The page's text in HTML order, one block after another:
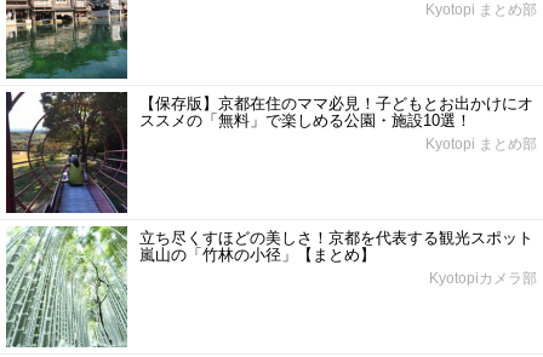
Kyotopi まとめ部
【保存版】京都在住のママ必見！子どもとお出かけにオ
ススメの「無料」で楽しめる公園・施設10選！
Kyotopi まとめ部
立ち尽くすほどの美しさ！京都を代表する観光スポット
嵐山の「竹林の小径」【まとめ】
Kyotopiカメラ部